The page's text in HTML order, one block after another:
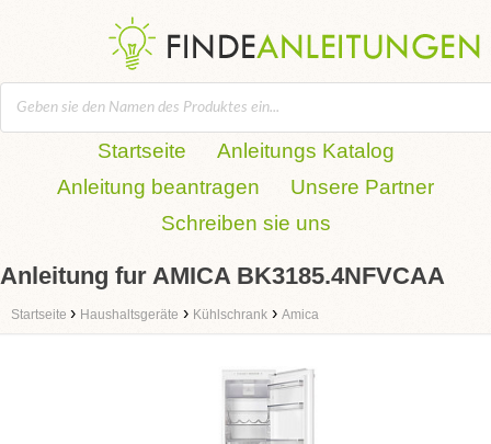
Startseite
Anleitungs Katalog
Anleitung beantragen
Unsere Partner
Schreiben sie uns
Anleitung fur AMICA BK3185.4NFVCAA
Startseite › Haushaltsgeräte › Kühlschrank › Amica